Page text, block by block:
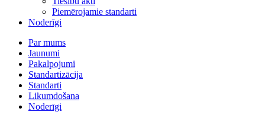
Piemērojamie standarti
Noderīgi
Par mums
Jaunumi
Pakalpojumi
Standartizācija
Standarti
Likumdošana
Noderīgi